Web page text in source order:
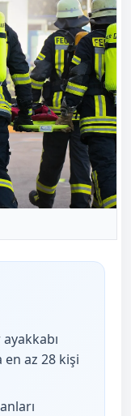
en az 28 kişi